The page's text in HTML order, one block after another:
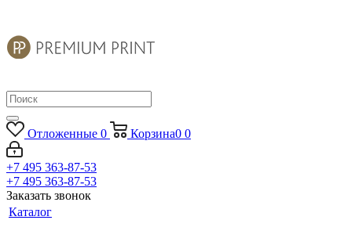
Отложенные 0 Корзина0 0
+7 495 363-87-53
+7 495 363-87-53
Заказать звонок
Каталог